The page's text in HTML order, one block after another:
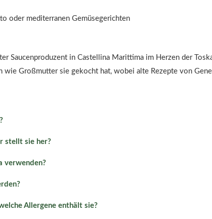
oder mediterranen Gemüsegerichten
Saucenproduzent in Castellina Marittima im Herzen der
wie Großmutter sie gekocht hat, wobei alte Rezepte von
stellt sie her?
verwenden?
Allergene enthält sie?